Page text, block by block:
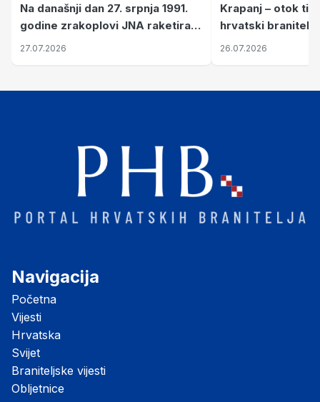
Na današnji dan 27. srpnja 1991.
godine zrakoplovi JNA raketirali
su vojarnu i obučni centar "Nikola
27.07.2026
Krapanj – otok
hrvatski branitelji
pronalaze mir
26.07.2026
Navigacija
Početna
Vijesti
Hrvatska
Svijet
Braniteljske vijesti
Obljetnice